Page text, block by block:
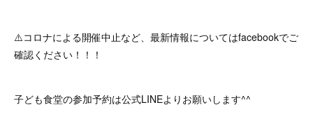
⚠️コロナによる開催中止など、最新情報についてはfacebookでご
確認ください！！！
子ども食堂の参加予約は公式LINEよりお願いします^^